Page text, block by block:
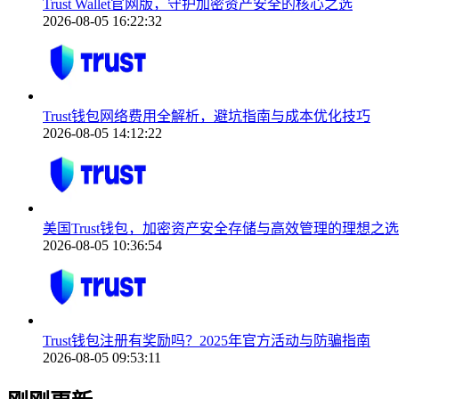
Trust Wallet官网版，守护加密资产安全的核心之选
2026-08-05 16:22:32
Trust钱包网络费用全解析，避坑指南与成本优化技巧
2026-08-05 14:12:22
美国Trust钱包，加密资产安全存储与高效管理的理想之选
2026-08-05 10:36:54
Trust钱包注册有奖励吗？2025年官方活动与防骗指南
2026-08-05 09:53:11